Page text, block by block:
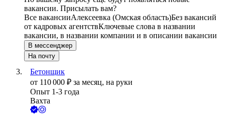
вакансии. Присылать вам?
Все вакансииАлексеевка (Омская область)Без вакансий
от кадровых агентствКлючевые слова в названии
вакансии, в названии компании и в описании вакансии
В мессенджер
На почту
Бетонщик
от 110 000 ₽ за месяц, на руки
Опыт 1-3 года
Вахта